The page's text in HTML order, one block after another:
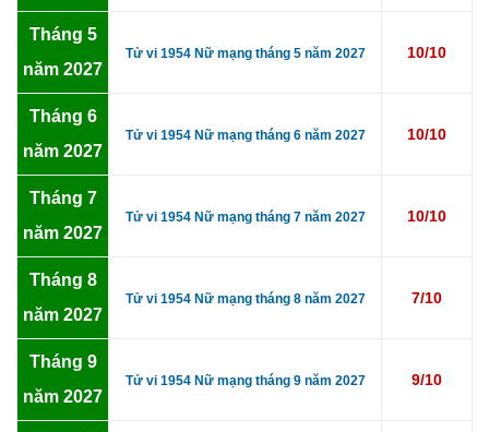
Tháng 5
năm 2027
Tử vi 1954 Nữ mạng tháng 5 năm 2027 10/10
Tháng 6
năm 2027
Tử vi 1954 Nữ mạng tháng 6 năm 2027 10/10
Tháng 7
năm 2027
Tử vi 1954 Nữ mạng tháng 7 năm 2027 10/10
Tháng 8
năm 2027
Tử vi 1954 Nữ mạng tháng 8 năm 2027 7/10
Tháng 9
năm 2027
Tử vi 1954 Nữ mạng tháng 9 năm 2027 9/10